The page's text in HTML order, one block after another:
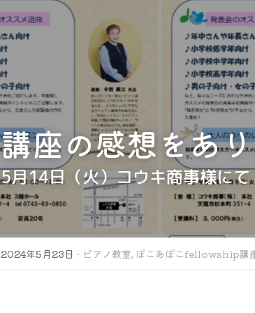
講座の感想をあ
5月14日（火）コウキ商事様にて
2024年5月23日 · ピアノ教室, ぽこあぽこfellowship講